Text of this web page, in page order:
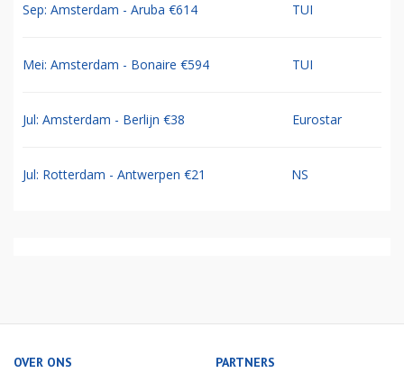
Sep: Amsterdam - Aruba €614 TUI
Mei: Amsterdam - Bonaire €594 TUI
Jul: Amsterdam - Berlijn €38 Eurostar
Jul: Rotterdam - Antwerpen €21 NS
OVER ONS PARTNERS